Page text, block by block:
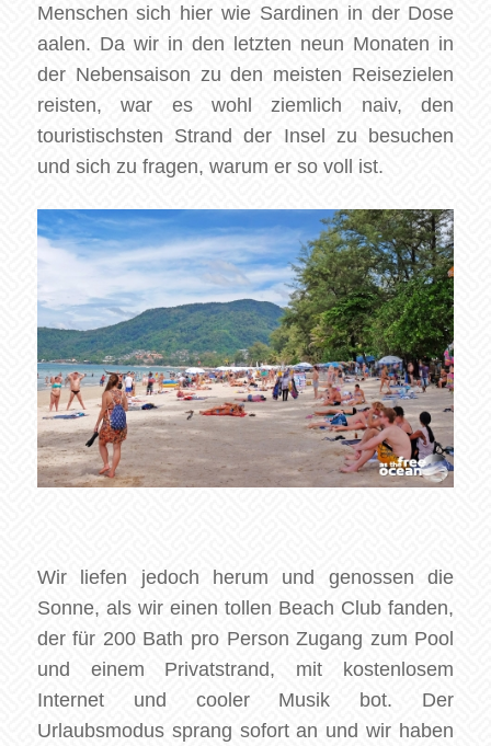
Menschen sich hier wie Sardinen in der Dose
aalen. Da wir in den letzten neun Monaten in
der Nebensaison zu den meisten Reisezielen
reisten, war es wohl ziemlich naiv, den
touristischsten Strand der Insel zu besuchen
und sich zu fragen, warum er so voll ist.
Wir liefen jedoch herum und genossen die
Sonne, als wir einen tollen Beach Club fanden,
der für 200 Bath pro Person Zugang zum Pool
und einem Privatstrand, mit kostenlosem
Internet und cooler Musik bot. Der
Urlaubsmodus sprang sofort an und wir haben